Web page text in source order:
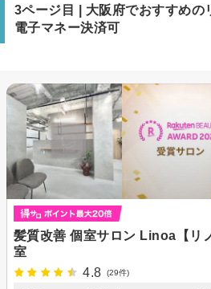
3ページ目 | 大阪府でおすすめの
電子マネー決済可
髪質改善 個室サロン Linoa【リ
室
4.8
(29件)